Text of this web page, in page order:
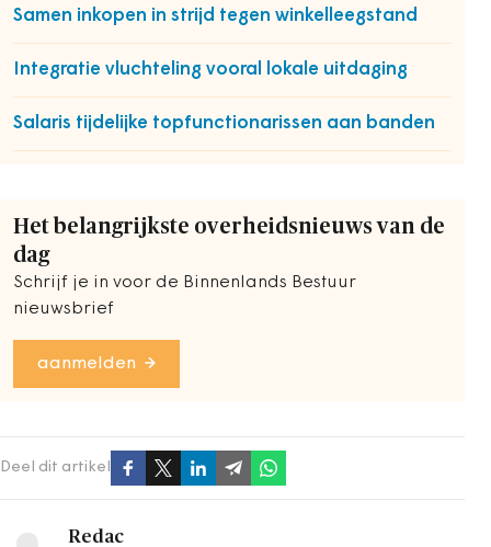
Samen inkopen in strijd tegen winkelleegstand
Integratie vluchteling vooral lokale uitdaging
Salaris tijdelijke topfunctionarissen aan banden
Het belangrijkste overheidsnieuws van de
dag
Schrijf je in voor de Binnenlands Bestuur
nieuwsbrief
aanmelden
Deel dit artikel
Redac